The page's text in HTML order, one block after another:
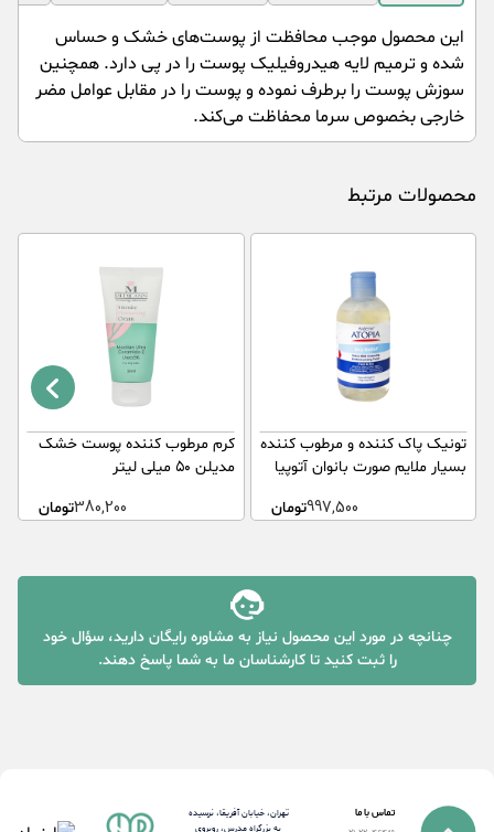
این محصول موجب محافظت از پوست‌های خشک و حساس
شده و ترمیم لایه هیدروفیلیک پوست را در پی دارد. همچنین
سوزش پوست را برطرف نموده و پوست را در مقابل عوامل مضر
خارجی بخصوص سرما محفاظت می‌کند.
محصولات مرتبط
تونیک پاک کننده و مرطوب کننده
بسیار ملایم صورت بانوان آتوپیا
997,500تومان
کرم مرطوب کننده پوست خشک
مدیلن ۵۰ میلی لیتر
380,200تومان
چنانچه در مورد این محصول نیاز به مشاوره رایگان دارید، سؤال خود
را ثبت کنید تا کارشناسان ما به شما پاسخ دهند.
تماس با ما
تهران، خیابان آفریقا، نرسیده
به بزرگراه مدرس، روبروی